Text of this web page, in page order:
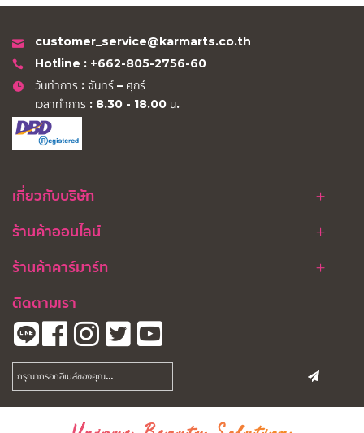
customer_service@karmarts.co.th
Hotline : +662-805-2756-60
วันทำการ : จันทร์ – ศุกร์
เวลาทำการ : 8.30 - 18.00 น.
เกี่ยวกับบริษัท
ร้านค้าออนไลน์
ร้านค้าคาร์มาร์ท
ติดตามเรา